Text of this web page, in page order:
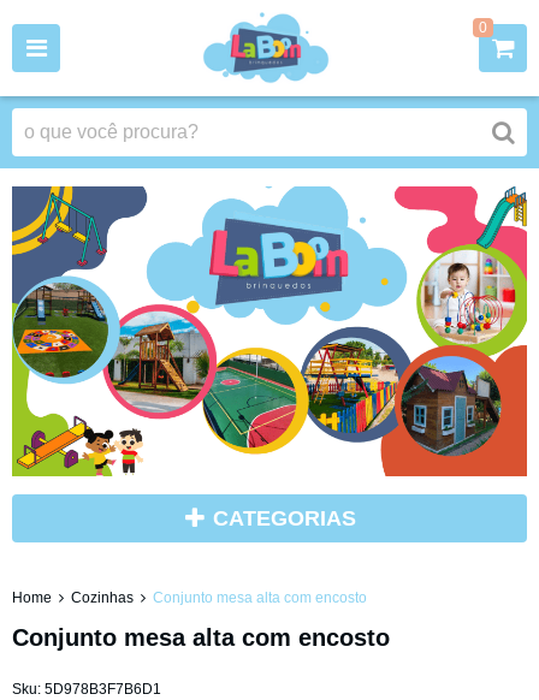
0
CATEGORIAS
Home Cozinhas Conjunto mesa alta com encosto
Conjunto mesa alta com encosto
Sku: 5D978B3F7B6D1